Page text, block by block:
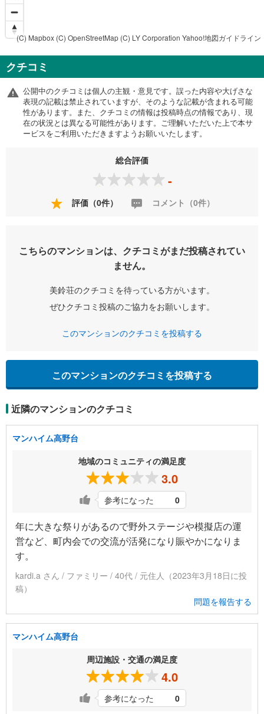
(C) Mapbox (C) OpenStreetMap (C) LY Corporation Yahoo!地図ガイドライン
クチコミ
公開中のクチコミは個人の主観・意見です。誤った内容や大げさな
表現の記載は禁止されていますが、そのような記載が含まれる可能
性があります。また、クチコミの情報は投稿時点の情報であり、現
在の状況とは異なる可能性があります。ご理解いただいた上で本サ
ービスをご利用いただきますようお願いいたします。
総合評価
-
評価（0件） コメント（0件）
こちらのマンションは、クチコミがまだ投稿されてい
ません。
美鈴荘のクチコミを待っている方がいます。
ぜひクチコミ投稿のご協力をお願いします。
このマンションのクチコミを投稿する
このマンションのクチコミを投稿する
近隣のマンションのクチコミ
マンハイム高野台
地域のコミュニティの満足度
3.0
参考になった 0
年に大きな祭りがあるので野外ステージや模擬店の運
営など、町内会での交流が活発になり賑やかになりま
す。
kardi.a さん / ファミリー / 40代 / 元住人（2023年3月18日に投
稿）
問題を報告する
マンハイム高野台
周辺施設・交通の満足度
4.0
参考になった 0